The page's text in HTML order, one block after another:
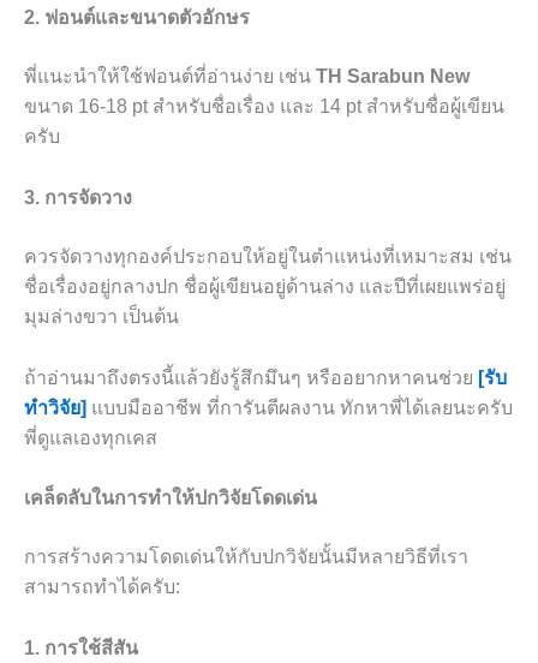
2. ฟอนต์และขนาดตัวอักษร
พี่แนะนำให้ใช้ฟอนต์ที่อ่านง่าย เช่น TH Sarabun New
ขนาด 16-18 pt สำหรับชื่อเรื่อง และ 14 pt สำหรับชื่อผู้เขียน
ครับ
3. การจัดวาง
ควรจัดวางทุกองค์ประกอบให้อยู่ในตำแหน่งที่เหมาะสม เช่น
ชื่อเรื่องอยู่กลางปก ชื่อผู้เขียนอยู่ด้านล่าง และปีที่เผยแพร่อยู่
มุมล่างขวา เป็นต้น
ถ้าอ่านมาถึงตรงนี้แล้วยังรู้สึกมึนๆ หรืออยากหาคนช่วย [รับ
ทำวิจัย] แบบมืออาชีพ ที่การันตีผลงาน ทักหาพี่ได้เลยนะครับ
พี่ดูแลเองทุกเคส
เคล็ดลับในการทำให้ปกวิจัยโดดเด่น
การสร้างความโดดเด่นให้กับปกวิจัยนั้นมีหลายวิธีที่เรา
สามารถทำได้ครับ:
1. การใช้สีสัน